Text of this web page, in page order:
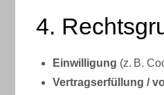
4.
Einwilligung (z. B.
Vertragserfüllung /